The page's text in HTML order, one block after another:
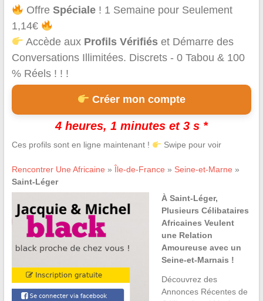
OffreSpéciale ! 1 Semaine pour Seulement
1,14€
Accède aux Profils Vérifiés et Démarre des
Conversations Illimitées. Discrets - 0 Tabou & 100
% Réels ! ! !
Créer mon compte
4 heures, 1 minutes et 3 s *
Ces profils sont en ligne maintenant ! Swipe pour voir
Rencontrer Une Africaine » Île-de-France » Seine-et-Marne »
Saint-Léger
À Saint-Léger,
Plusieurs Célibataires
Africaines Veulent
une Relation
Amoureuse avec un
Seine-et-Marnais !
Découvrez des
Annonces Récentes de